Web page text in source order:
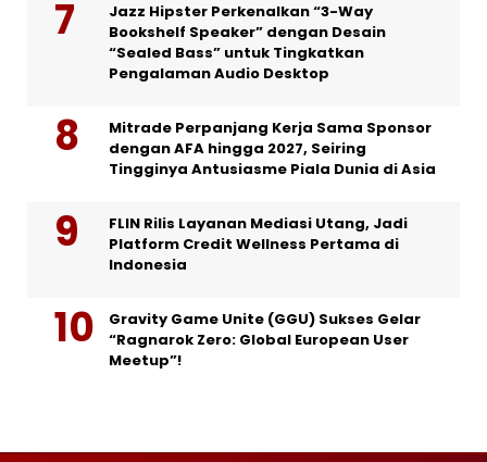
Jazz Hipster Perkenalkan “3-Way
Bookshelf Speaker” dengan Desain
“Sealed Bass” untuk Tingkatkan
Pengalaman Audio Desktop
Mitrade Perpanjang Kerja Sama Sponsor
dengan AFA hingga 2027, Seiring
Tingginya Antusiasme Piala Dunia di Asia
FLIN Rilis Layanan Mediasi Utang, Jadi
Platform Credit Wellness Pertama di
Indonesia
Gravity Game Unite (GGU) Sukses Gelar
“Ragnarok Zero: Global European User
Meetup”!